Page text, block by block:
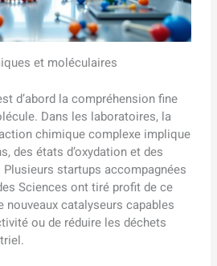
et moléculaires
d’abord la compréhension fine
Dans les laboratoires, la
chimique complexe implique
des états d’oxydation et des
startups accompagnées
Sciences ont tiré profit de ce
nouveaux catalyseurs capables
ou de réduire les déchets